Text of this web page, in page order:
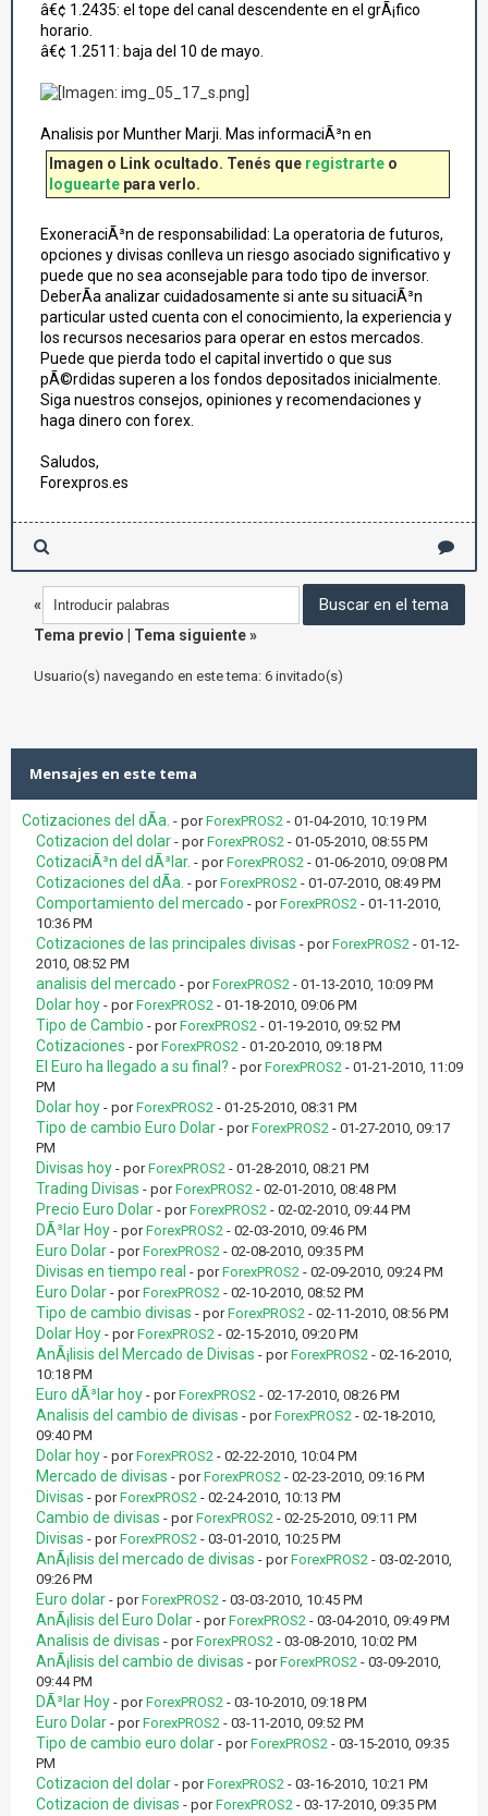
â€¢ 1.2435: el tope del canal descendente en el grÃ¡fico
horario.
â€¢ 1.2511: baja del 10 de mayo.
Analisis por Munther Marji. Mas informaciÃ³n en
Imagen o Link ocultado. Tenés que registrarte o
loguearte para verlo.
ExoneraciÃ³n de responsabilidad: La operatoria de futuros,
opciones y divisas conlleva un riesgo asociado significativo y
puede que no sea aconsejable para todo tipo de inversor.
DeberÃ­a analizar cuidadosamente si ante su situaciÃ³n
particular usted cuenta con el conocimiento, la experiencia y
los recursos necesarios para operar en estos mercados.
Puede que pierda todo el capital invertido o que sus
pÃ©rdidas superen a los fondos depositados inicialmente.
Siga nuestros consejos, opiniones y recomendaciones y
haga dinero con forex.
Saludos,
Forexpros.es
«
Tema previo
Tema siguiente»
Usuario(s) navegando en este tema: 6 invitado(s)
Mensajes en este tema
Cotizaciones del dÃ­a. - porForexPROS2 - 01-04-2010, 10:19 PM
Cotizacion del dolar - porForexPROS2 - 01-05-2010, 08:55 PM
CotizaciÃ³n del dÃ³lar. - porForexPROS2 - 01-06-2010, 09:08 PM
Cotizaciones del dÃ­a. - porForexPROS2 - 01-07-2010, 08:49 PM
Comportamiento del mercado - porForexPROS2 - 01-11-2010,
10:36 PM
Cotizaciones de las principales divisas - porForexPROS2 - 01-12-
2010, 08:52 PM
analisis del mercado - porForexPROS2 - 01-13-2010, 10:09 PM
Dolar hoy - porForexPROS2 - 01-18-2010, 09:06 PM
Tipo de Cambio - porForexPROS2 - 01-19-2010, 09:52 PM
Cotizaciones - porForexPROS2 - 01-20-2010, 09:18 PM
El Euro ha llegado a su final? - porForexPROS2 - 01-21-2010, 11:09
PM
Dolar hoy - porForexPROS2 - 01-25-2010, 08:31 PM
Tipo de cambio Euro Dolar - porForexPROS2 - 01-27-2010, 09:17
PM
Divisas hoy - porForexPROS2 - 01-28-2010, 08:21 PM
Trading Divisas - porForexPROS2 - 02-01-2010, 08:48 PM
Precio Euro Dolar - porForexPROS2 - 02-02-2010, 09:44 PM
DÃ³lar Hoy - porForexPROS2 - 02-03-2010, 09:46 PM
Euro Dolar - porForexPROS2 - 02-08-2010, 09:35 PM
Divisas en tiempo real - porForexPROS2 - 02-09-2010, 09:24 PM
Euro Dolar - porForexPROS2 - 02-10-2010, 08:52 PM
Tipo de cambio divisas - porForexPROS2 - 02-11-2010, 08:56 PM
Dolar Hoy - porForexPROS2 - 02-15-2010, 09:20 PM
AnÃ¡lisis del Mercado de Divisas - porForexPROS2 - 02-16-2010,
10:18 PM
Euro dÃ³lar hoy - porForexPROS2 - 02-17-2010, 08:26 PM
Analisis del cambio de divisas - porForexPROS2 - 02-18-2010,
09:40 PM
Dolar hoy - porForexPROS2 - 02-22-2010, 10:04 PM
Mercado de divisas - porForexPROS2 - 02-23-2010, 09:16 PM
Divisas - porForexPROS2 - 02-24-2010, 10:13 PM
Cambio de divisas - porForexPROS2 - 02-25-2010, 09:11 PM
Divisas - porForexPROS2 - 03-01-2010, 10:25 PM
AnÃ¡lisis del mercado de divisas - porForexPROS2 - 03-02-2010,
09:26 PM
Euro dolar - porForexPROS2 - 03-03-2010, 10:45 PM
AnÃ¡lisis del Euro Dolar - porForexPROS2 - 03-04-2010, 09:49 PM
Analisis de divisas - porForexPROS2 - 03-08-2010, 10:02 PM
AnÃ¡lisis del cambio de divisas - porForexPROS2 - 03-09-2010,
09:44 PM
DÃ³lar Hoy - porForexPROS2 - 03-10-2010, 09:18 PM
Euro Dolar - porForexPROS2 - 03-11-2010, 09:52 PM
Tipo de cambio euro dolar - porForexPROS2 - 03-15-2010, 09:35
PM
Cotizacion del dolar - porForexPROS2 - 03-16-2010, 10:21 PM
Cotizacion de divisas - porForexPROS2 - 03-17-2010, 09:35 PM